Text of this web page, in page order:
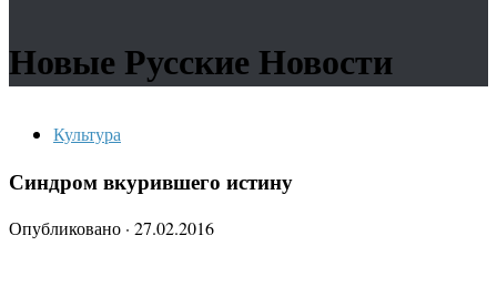
Новые Русские Новости
Культура
Синдром вкурившего истину
Опубликовано · 27.02.2016